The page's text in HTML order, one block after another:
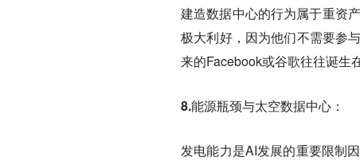
建造数据中心的行为属于重资
极大利好，因为他们不需要参
来的Facebook或谷歌往往诞生
8.能源瓶颈与太空数据中心：
发电能力是AI发展的重要限制